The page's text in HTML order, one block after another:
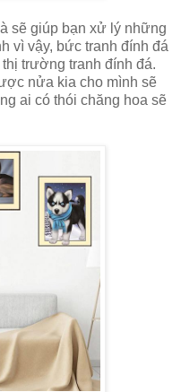
sẽ giúp bạn xử lý những
vì vậy, bức tranh đính đá
trường tranh đính đá.
nửa kia cho mình sẽ
ai có thói chăng hoa sẽ